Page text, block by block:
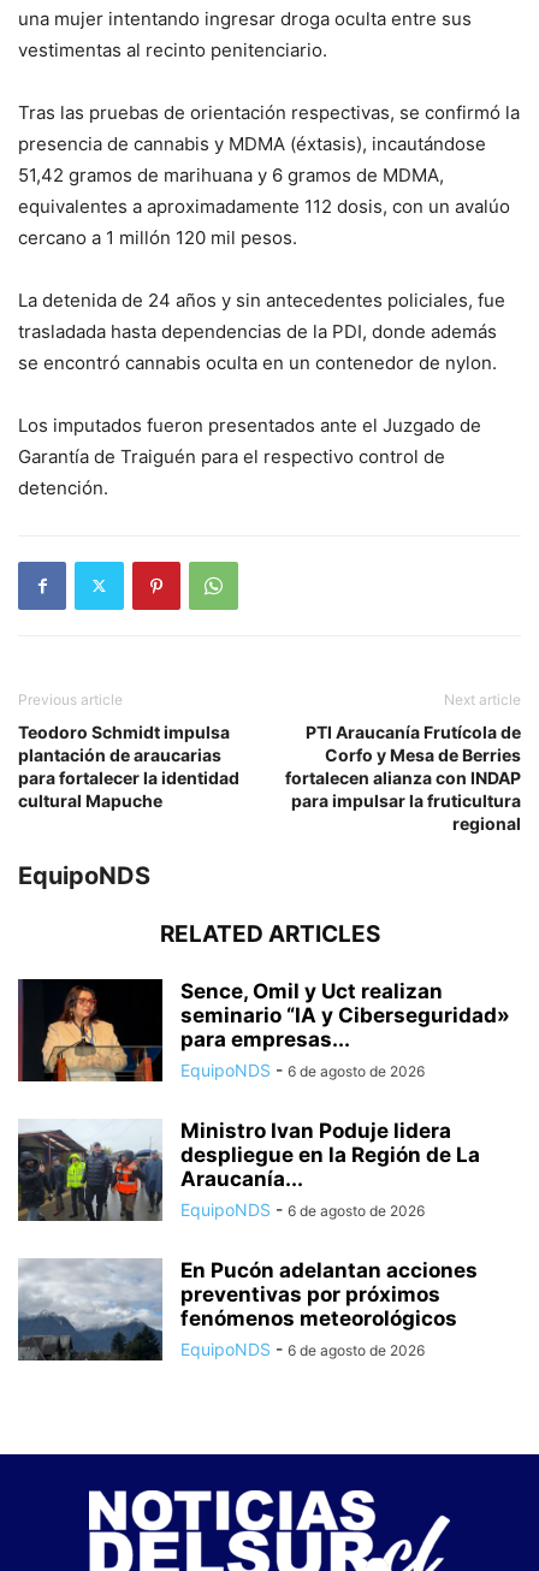
una mujer intentando ingresar droga oculta entre sus
vestimentas al recinto penitenciario.
Tras las pruebas de orientación respectivas, se confirmó la
presencia de cannabis y MDMA (éxtasis), incautándose
51,42 gramos de marihuana y 6 gramos de MDMA,
equivalentes a aproximadamente 112 dosis, con un avalúo
cercano a 1 millón 120 mil pesos.
La detenida de 24 años y sin antecedentes policiales, fue
trasladada hasta dependencias de la PDI, donde además
se encontró cannabis oculta en un contenedor de nylon.
Los imputados fueron presentados ante el Juzgado de
Garantía de Traiguén para el respectivo control de
detención.
Previous article
Teodoro Schmidt impulsa
plantación de araucarias
para fortalecer la identidad
cultural Mapuche
Next article
PTI Araucanía Frutícola de
Corfo y Mesa de Berries
fortalecen alianza con INDAP
para impulsar la fruticultura
regional
EquipoNDS
RELATED ARTICLES
Sence, Omil y Uct realizan
seminario “IA y Ciberseguridad»
para empresas...
EquipoNDS - 6 de agosto de 2026
Ministro Ivan Poduje lidera
despliegue en la Región de La
Araucanía...
EquipoNDS - 6 de agosto de 2026
En Pucón adelantan acciones
preventivas por próximos
fenómenos meteorológicos
EquipoNDS - 6 de agosto de 2026